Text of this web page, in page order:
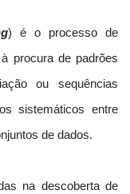
) é o processo de
procura de padrões
ou sequências
sistemáticos entre
de dados.
na descoberta de